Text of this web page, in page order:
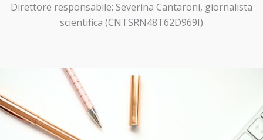
Direttore responsabile: Severina Cantaroni, giornalista
scientifica (CNTSRN48T62D969I)